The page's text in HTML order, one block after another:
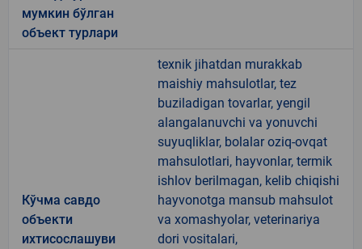
мумкин бўлган
объект турлари
Кўчма савдо
объекти
ихтисослашуви
texnik jihatdan murakkab
maishiy mahsulotlar, tez
buziladigan tovarlar, yengil
alangalanuvchi va yonuvchi
suyuqliklar, bolalar oziq-ovqat
mahsulotlari, hayvonlar, termik
ishlov berilmagan, kelib chiqishi
hayvonotga mansub mahsulot
va xomashyolar, veterinariya
dori vositalari,